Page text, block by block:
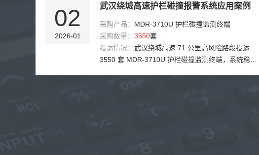
接触式磁电测速原理，传感器直接安装于从动轴轴
煤泥覆盖、电流检测无法区分断链与空载的技术缺
陷。6台设备统一配置50%灵敏度档位，20秒智能启
动延时彻底避开电机加速干扰，使能端接入接触器辅
助触点实现启停联动。针对精煤脱介和煤泥回收两台
高湿度设备，制定每两周清理轴端积尘的维护规范；
矸石排放设备因冲击载荷大，灵敏度上调至70%。改
造后实现了断链、卡链、打滑故障的秒级识别与自动
停机，岗位工从每小时巡检变为月度维护，中控室可
实时监视6台设备运行状态。
02
2026-01
武汉绕城高速护栏碰撞报警系统应用案例
采购产品： MDR-3710U 护栏碰撞监测终端
采购数量： 3550套
投运情况： 武汉绕城高速 71 公里高风险路段投运
3550 套 MDR-3710U 护栏碰撞监测终端，系统稳定
警 189 起，夜间事故发现滞后、肇事逃逸追赔难等
痛点得到彻底解决。累计挽回路产损失约 86 万元，
减少拥堵 950 小时，养护成本降低 55%，二次事故